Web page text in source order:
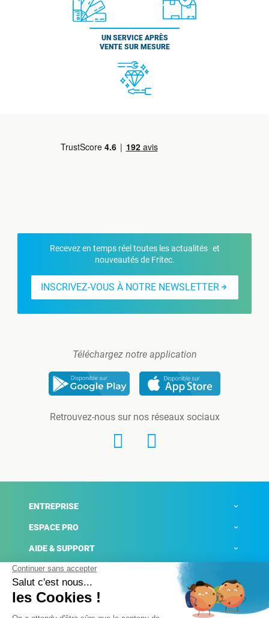
UN SERVICE APRÈS
VENTE SUR MESURE
Recevez en temps réel toutes les actualités et
nouveautés de Fritec.
INSCRIVEZ-VOUS À NOTRE NEWSLETTER
Téléchargez notre application
Retrouvez-nous sur nos réseaux sociaux
ENTREPRISE
ESPACE PRO
AIDE & SUPPORT
ACTUALITÉS